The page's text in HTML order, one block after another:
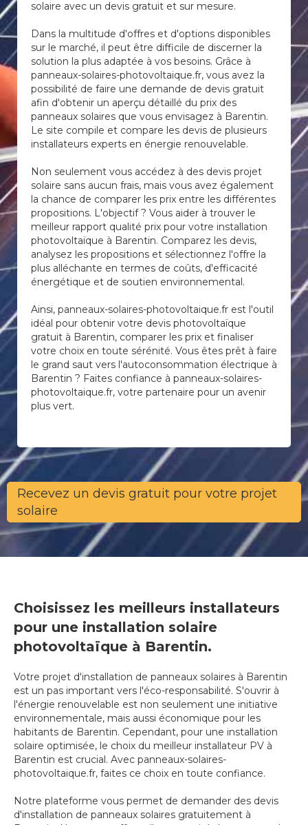
solaire avec un devis gratuit et sur mesure.
Dans la multitude d'offres et d'options disponibles
sur le marché, il peut être difficile de discerner la
solution la plus adaptée à vos besoins. Grâce à
panneaux-solaires-photovoltaique.fr, vous avez la
possibilité de faire une demande de devis gratuit
afin d'obtenir un aperçu détaillé du prix des
panneaux solaires que vous envisagez à Barentin.
Le site compile et compare les devis de plusieurs
installateurs experts en énergie renouvelable.
Non seulement vous accédez à des devis projet
solaire sans aucun frais, mais vous avez également
la chance de comparer les prix entre les différentes
propositions. L'objectif ? Vous aider à trouver le
meilleur rapport qualité prix pour votre installation
photovoltaïque à Barentin. Comparez les devis,
analysez les propositions et sélectionnez l'offre la
plus alléchante en termes de coûts, d'efficacité
énergétique et de soutien environnemental.
Ainsi, panneaux-solaires-photovoltaique.fr est l'outil
idéal pour obtenir votre devis photovoltaïque
gratuit à Barentin, comparer les prix et finaliser
votre choix en toute sérénité. Vous êtes prêt à faire
le grand saut vers l'autoconsommation électrique à
Barentin ? Faites confiance à panneaux-solaires-
photovoltaique.fr, votre partenaire pour un avenir
plus vert.
Recevez un devis gratuit pour votre projet
solaire
Choisissez les meilleurs installateurs
pour une installation solaire
photovoltaïque à Barentin.
Votre projet d'installation de panneaux solaires à Barentin
est un pas important vers l'éco-responsabilité. S'ouvrir à
l'énergie renouvelable est non seulement une initiative
environnementale, mais aussi économique pour les
habitants de Barentin. Cependant, pour une installation
solaire optimisée, le choix du meilleur installateur PV à
Barentin est crucial. Avec panneaux-solaires-
photovoltaique.fr, faites ce choix en toute confiance.
Notre plateforme vous permet de demander des devis
d'installation de panneaux solaires gratuitement à